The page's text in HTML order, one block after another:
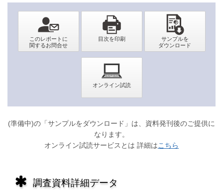
(準備中)の「サンプルをダウンロード」は、資料発刊後のご提供に
なります。
オンライン試読サービスとは 詳細はこちら
調査資料詳細データ